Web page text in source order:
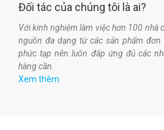
Đối tác của chúng tôi là ai?
Với kinh nghiệm làm việc hơn 100 nhà
nguồn đa dạng từ các sản phẩm
phức tạp nên luôn đáp ứng đủ các
hàng cần.
Xem thêm